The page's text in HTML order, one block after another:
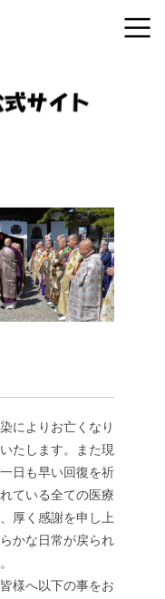
によりお亡くなり
たします。また現
日も早い回復を祈
ている全ての医療
厚く感謝を申し上
かな日常が戻られ
様へ以下の事をお